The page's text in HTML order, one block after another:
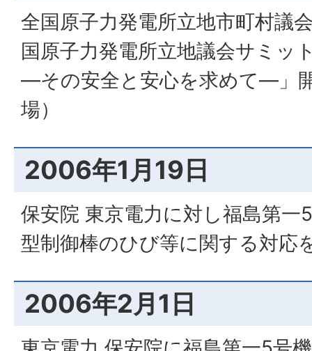
全国原子力発電所立地市町村議
国原子力発電所立地議会サミッ
―その安全と安心を求めて―」
場）
2006年1月19日
保安院 東京電力に対し福島第
型制御棒のひび等に関する対応
2006年2月1日